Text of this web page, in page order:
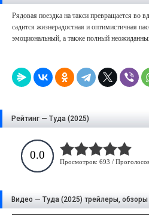
Рядовая поездка на такси превращается
садится жизнерадостная и оптимистичная
эмоциональный, а также полный
Рейтинг — Туда (2025)
0.0
Просмотров: 693 /
Видео — Туда (2025) трейлеры, обзоры